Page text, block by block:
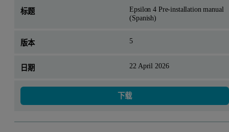
Epsilon 4 Pre-installation manual
(Spanish)
5
22 April 2026
下载